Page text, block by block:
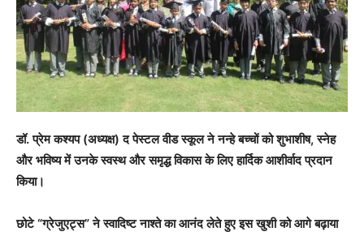
डॉ. प्रेम कश्यप (अध्यक्ष) द पेस्टल वीड स्कूल ने नन्हे बच्चों को शुभाशीष, स्नेह
और भविष्य में उनके स्वस्थ और समृद्ध विकास के लिए हार्दिक आशीर्वाद प्रदान
किया।
छोटे “ग्रेजुएट्स” ने स्वादिष्ट नाश्ते का आनंद लेते हुए इस खुशी को आगे बढ़ाया